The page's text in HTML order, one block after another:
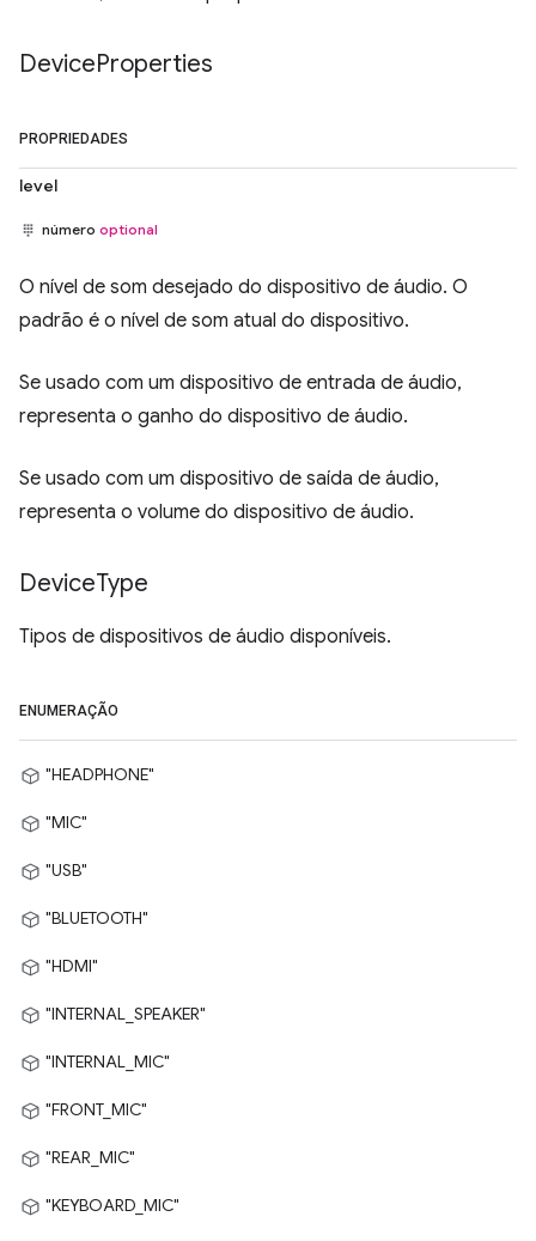
DeviceProperties
PROPRIEDADES
level
número optional
O nível de som desejado do dispositivo de áudio. O
padrão é o nível de som atual do dispositivo.
Se usado com um dispositivo de entrada de áudio,
representa o ganho do dispositivo de áudio.
Se usado com um dispositivo de saída de áudio,
representa o volume do dispositivo de áudio.
DeviceType
Tipos de dispositivos de áudio disponíveis.
ENUMERAÇÃO
"HEADPHONE"
"MIC"
"USB"
"BLUETOOTH"
"HDMI"
"INTERNAL_SPEAKER"
"INTERNAL_MIC"
"FRONT_MIC"
"REAR_MIC"
"KEYBOARD_MIC"